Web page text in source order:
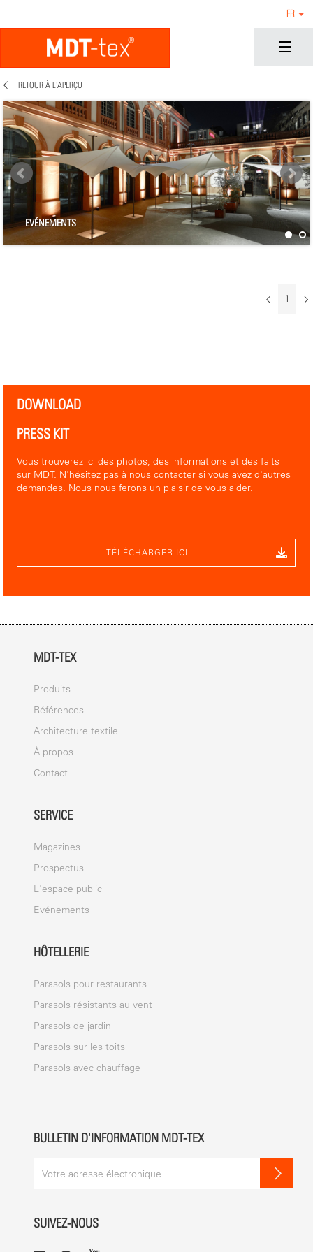
FR
RETOUR À L'APERÇU
EVÉNEMENTS
1
DOWNLOAD
PRESS KIT
Vous trouverez ici des photos, des informations et des faits
sur MDT. N'hésitez pas à nous contacter si vous avez d'autres
demandes. Nous nous ferons un plaisir de vous aider.
TÉLÉCHARGER ICI
MDT-TEX
Produits
Références
Architecture textile
À propos
Contact
SERVICE
Magazines
Prospectus
L'espace public
Evénements
HÔTELLERIE
Parasols pour restaurants
Parasols résistants au vent
Parasols de jardin
Parasols sur les toits
Parasols avec chauffage
BULLETIN D'INFORMATION MDT-TEX
SUIVEZ-NOUS